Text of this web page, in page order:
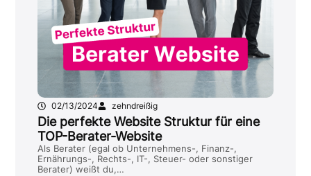
02/13/2024 zehndreißig
Die perfekte Website Struktur für eine
TOP-Berater-Website
Als Berater (egal ob Unternehmens-, Finanz-,
Ernährungs-, Rechts-, IT-, Steuer- oder sonstiger
Berater) weißt du,…